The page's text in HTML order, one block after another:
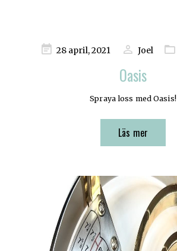
Publicerad
28 april, 2021 Joel
Oasis
Spraya loss med Oasis!
Läs mer